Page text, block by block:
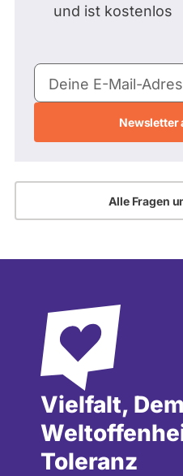
und ist kostenlos
E-
Mail-
Deine E-Mail-
Alle Fragen
Vielfalt,
Toleranz